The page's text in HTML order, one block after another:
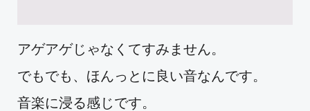
アゲアゲじゃなくてすみません。
でもでも、ほんっとに良い音なんです。
音楽に浸る感じです。